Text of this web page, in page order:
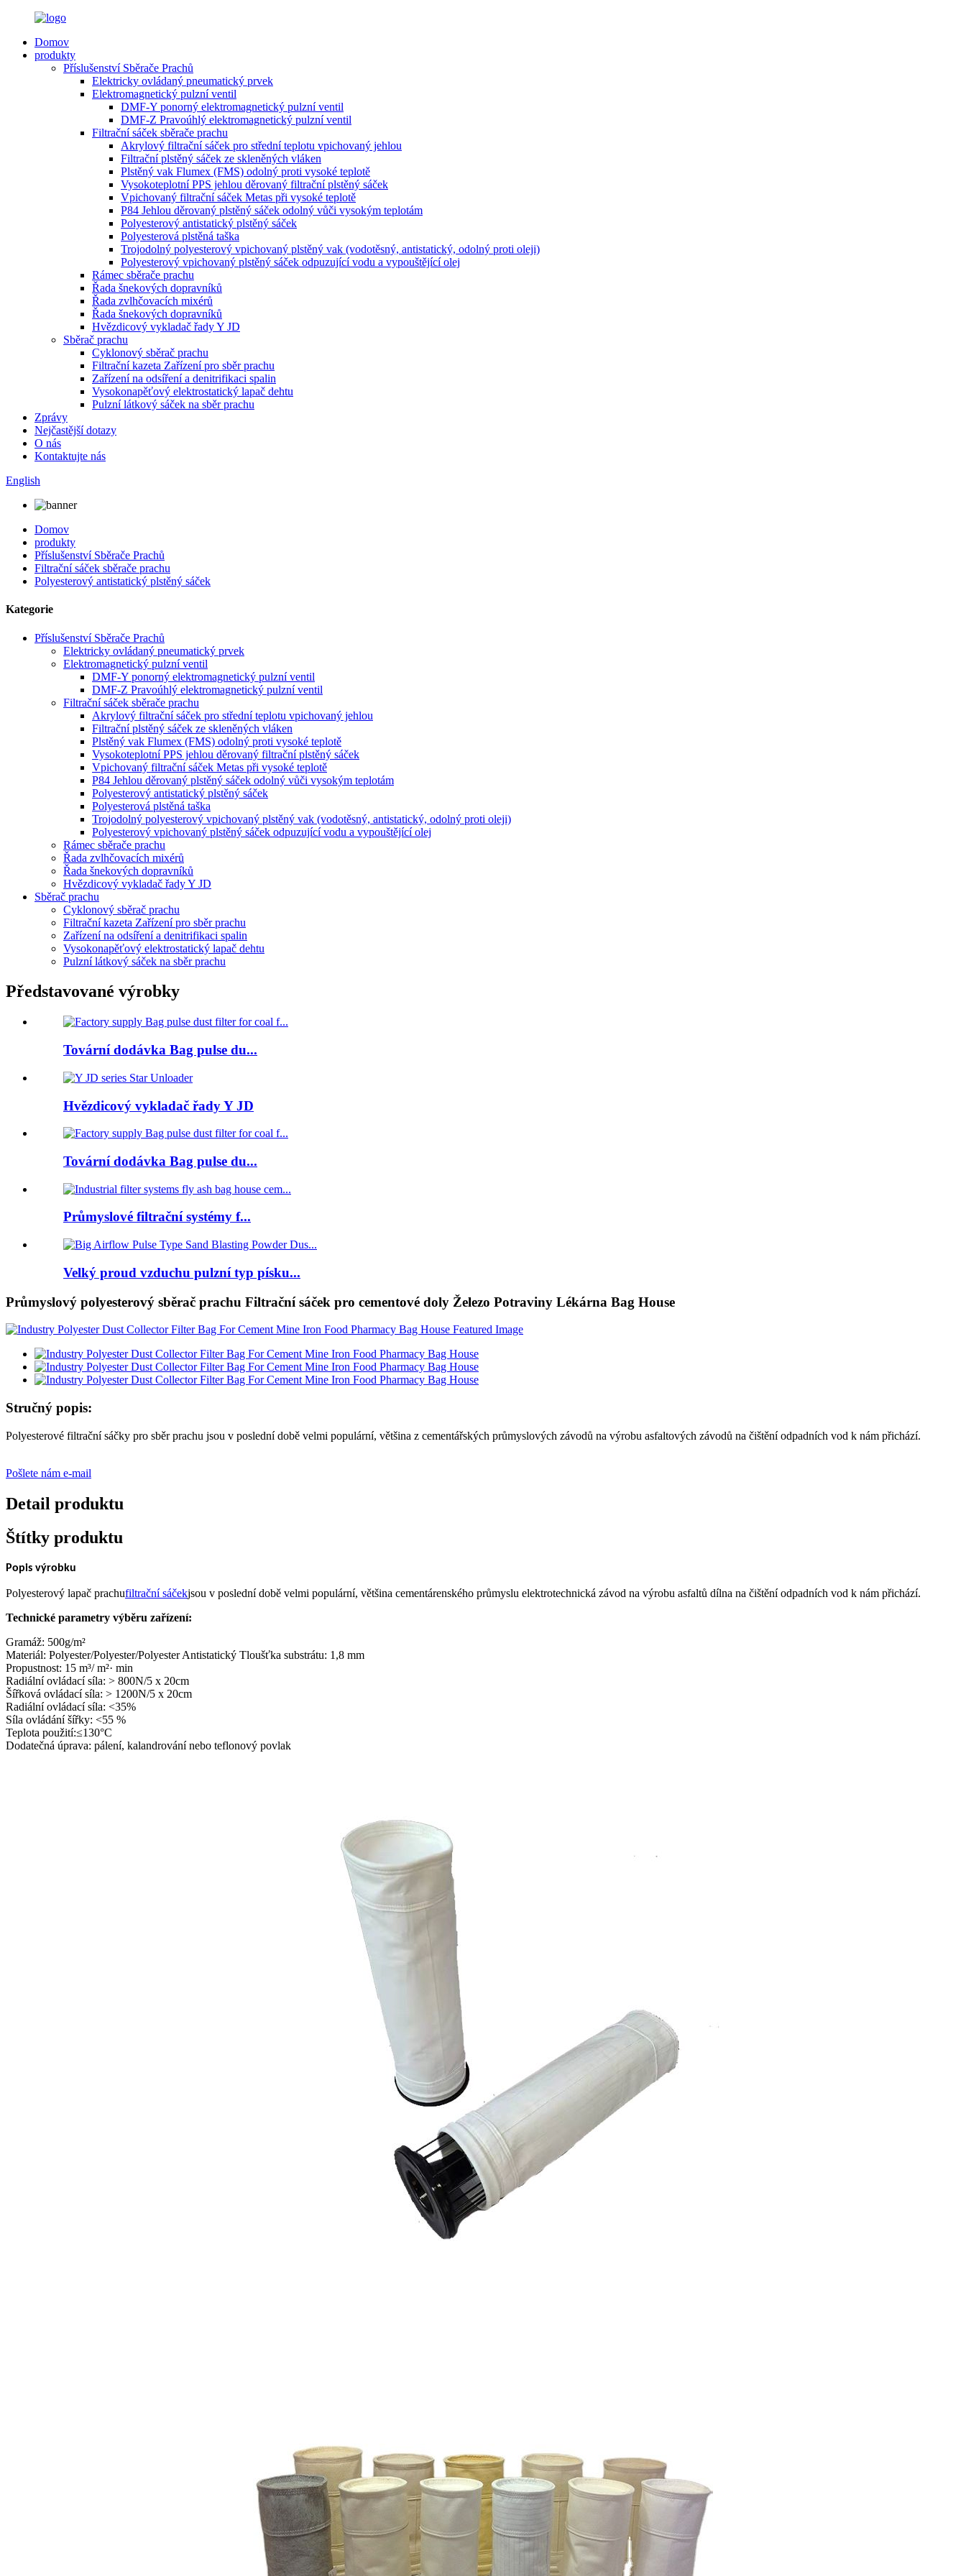
Domov
produkty
Příslušenství Sběrače Prachů
Elektricky ovládaný pneumatický prvek
Elektromagnetický pulzní ventil
DMF-Y ponorný elektromagnetický pulzní ventil
DMF-Z Pravoúhlý elektromagnetický pulzní ventil
Filtrační sáček sběrače prachu
Akrylový filtrační sáček pro střední teplotu vpichovaný jehlou
Filtrační plstěný sáček ze skleněných vláken
Plstěný vak Flumex (FMS) odolný proti vysoké teplotě
Vysokoteplotní PPS jehlou děrovaný filtrační plstěný sáček
Vpichovaný filtrační sáček Metas při vysoké teplotě
P84 Jehlou děrovaný plstěný sáček odolný vůči vysokým teplotám
Polyesterový antistatický plstěný sáček
Polyesterová plstěná taška
Trojodolný polyesterový vpichovaný plstěný vak (vodotěsný, antistatický, odolný proti oleji)
Polyesterový vpichovaný plstěný sáček odpuzující vodu a vypouštějící olej
Rámec sběrače prachu
Řada šnekových dopravníků
Řada zvlhčovacích mixérů
Řada šnekových dopravníků
Hvězdicový vykladač řady Y JD
Sběrač prachu
Cyklonový sběrač prachu
Filtrační kazeta Zařízení pro sběr prachu
Zařízení na odsíření a denitrifikaci spalin
Vysokonapěťový elektrostatický lapač dehtu
Pulzní látkový sáček na sběr prachu
Zprávy
Nejčastější dotazy
O nás
Kontaktujte nás
English
Domov
produkty
Příslušenství Sběrače Prachů
Filtrační sáček sběrače prachu
Polyesterový antistatický plstěný sáček
Kategorie
Příslušenství Sběrače Prachů
Elektricky ovládaný pneumatický prvek
Elektromagnetický pulzní ventil
DMF-Y ponorný elektromagnetický pulzní ventil
DMF-Z Pravoúhlý elektromagnetický pulzní ventil
Filtrační sáček sběrače prachu
Akrylový filtrační sáček pro střední teplotu vpichovaný jehlou
Filtrační plstěný sáček ze skleněných vláken
Plstěný vak Flumex (FMS) odolný proti vysoké teplotě
Vysokoteplotní PPS jehlou děrovaný filtrační plstěný sáček
Vpichovaný filtrační sáček Metas při vysoké teplotě
P84 Jehlou děrovaný plstěný sáček odolný vůči vysokým teplotám
Polyesterový antistatický plstěný sáček
Polyesterová plstěná taška
Trojodolný polyesterový vpichovaný plstěný vak (vodotěsný, antistatický, odolný proti oleji)
Polyesterový vpichovaný plstěný sáček odpuzující vodu a vypouštějící olej
Rámec sběrače prachu
Řada zvlhčovacích mixérů
Řada šnekových dopravníků
Hvězdicový vykladač řady Y JD
Sběrač prachu
Cyklonový sběrač prachu
Filtrační kazeta Zařízení pro sběr prachu
Zařízení na odsíření a denitrifikaci spalin
Vysokonapěťový elektrostatický lapač dehtu
Pulzní látkový sáček na sběr prachu
Představované výrobky
Tovární dodávka Bag pulse du...
Hvězdicový vykladač řady Y JD
Tovární dodávka Bag pulse du...
Průmyslové filtrační systémy f...
Velký proud vzduchu pulzní typ písku...
Průmyslový polyesterový sběrač prachu Filtrační sáček pro cementové doly Železo Potraviny Lékárna Bag House
Stručný popis:
Polyesterové filtrační sáčky pro sběr prachu jsou v poslední době velmi populární, většina z cementářských průmyslových závodů na výrobu asfaltových závodů na čištění odpadních vod k nám přichází.
Pošlete nám e-mail
Detail produktu
Štítky produktu
Popis výrobku
Polyesterový lapač prachufiltrační sáčekjsou v poslední době velmi populární, většina cementárenského průmyslu elektrotechnická závod na výrobu asfaltů dílna na čištění odpadních vod k nám přichází.
Technické parametry výběru zařízení:
Gramáž: 500g/m²
Materiál: Polyester/Polyester/Polyester Antistatický Tloušťka substrátu: 1,8 mm
Propustnost: 15 m³/ m²· min
Radiální ovládací síla: > 800N/5 x 20cm
Šířková ovládací síla: > 1200N/5 x 20cm
Radiální ovládací síla: <35%
Síla ovládání šířky: <55 %
Teplota použití:≤130°C
Dodatečná úprava: pálení, kalandrování nebo teflonový povlak